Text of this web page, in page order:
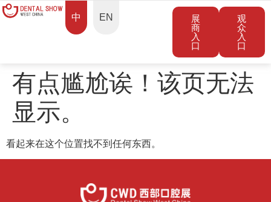
展
商
入
口
观
众
入
口
中 EN
有点尴尬诶！该页无法
显示。
看起来在这个位置找不到任何东西。